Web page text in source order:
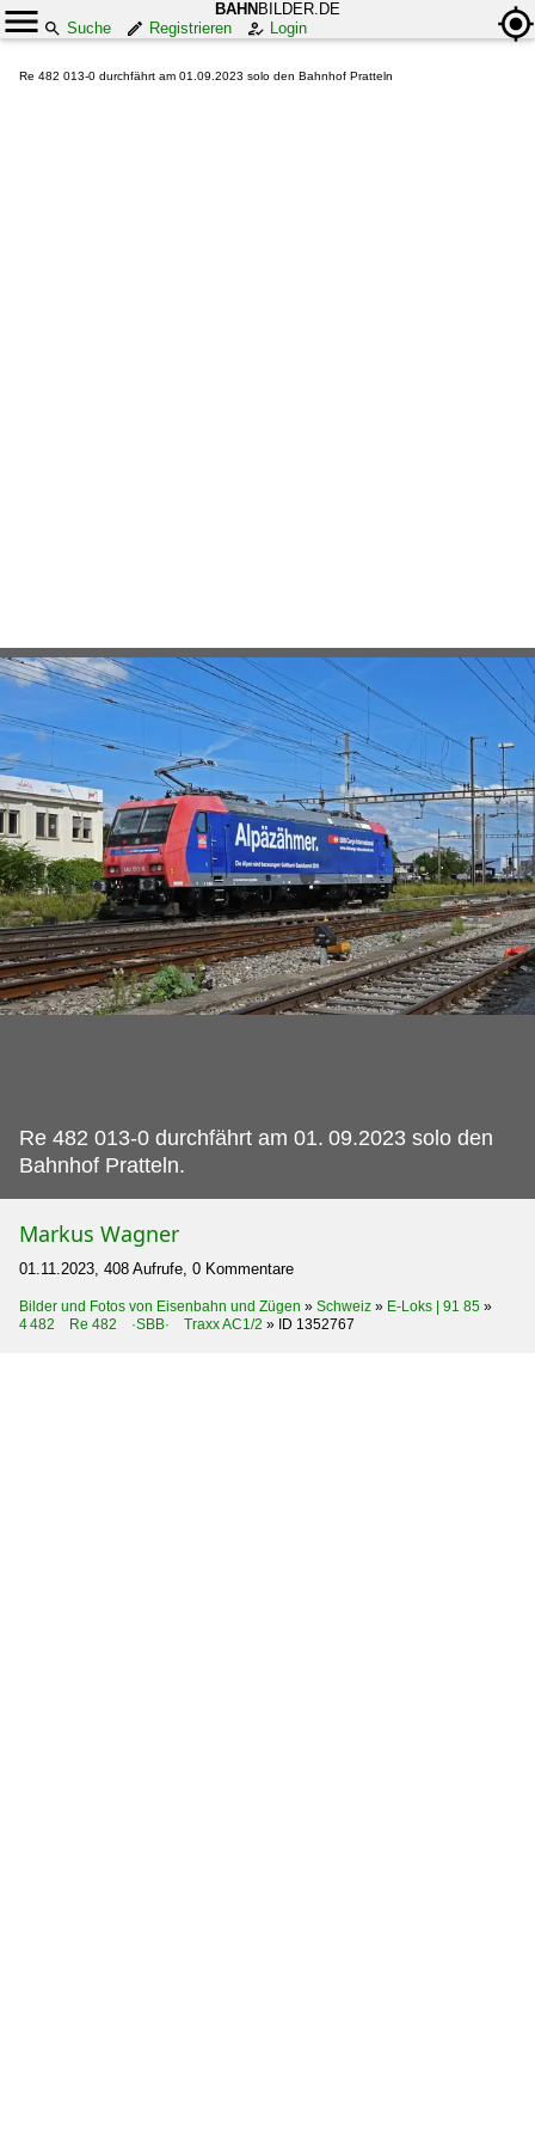
BAHN BILDER.DE
Suche
Registrieren Login
Re 482 013-0 durchfährt am 01.09.2023 solo den Bahnhof Pratteln
Re 482 013-0 durchfährt am 01. 09.2023 solo den
Bahnhof Pratteln.
Markus Wagner
01.11.2023, 408 Aufrufe, 0 Kommentare
Bilder und Fotos von Eisenbahn und Zügen » Schweiz » E-Loks | 91 85 »
4 482 Re 482 ·SBB· Traxx AC1/2 » ID 1352767